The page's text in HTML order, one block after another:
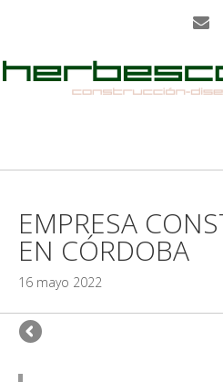
EMPRESA
EN CÓRDOBA
16 mayo 2022